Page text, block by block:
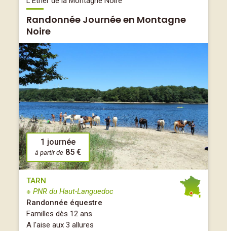
Randonnée Journée en Montagne
Noire
1 journée
à partir de 85 €
TARN
※ PNR du Haut-Languedoc
Randonnée équestre
Familles dès 12 ans
A l'aise aux 3 allures